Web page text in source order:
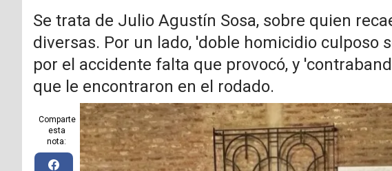
Se trata de Julio Agustín Sosa, sobre quien
diversas. Por un lado, 'doble homicidio culposo
por el accidente falta que provocó, y
que le encontraron en el rodado.
Comparte
esta
nota: